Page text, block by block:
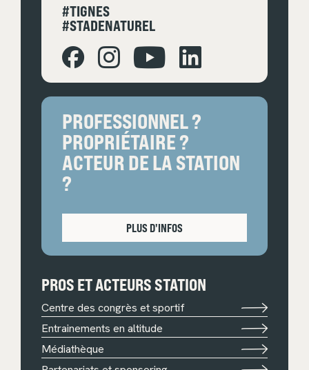
#TIGNES
#STADENATUREL
PROFESSIONNEL ?
PROPRIÉTAIRE ?
ACTEUR DE LA STATION
?
PLUS D'INFOS
PROS ET ACTEURS STATION
Centre des congrès et sportif
Entrainements en altitude
Médiathèque